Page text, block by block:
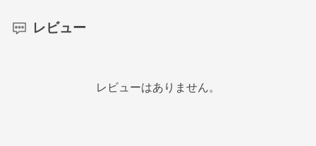
レビュー
レビューはありません。